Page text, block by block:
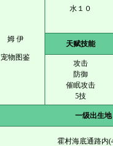
姆 伊
宠物图鉴
水１０
天赋技能
攻击
防御
催眠攻击
5技
一级出生地
霍村海底通路内